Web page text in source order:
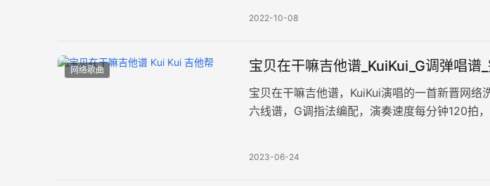
2022-10-08
网络歌曲 宝贝在干嘛吉他谱_KuiKui_G调弹唱谱
宝贝在干嘛吉他谱，KuiKui演唱的一首新晋网络
六线谱，G调指法编配，演奏速度每分钟120拍
2023-06-24